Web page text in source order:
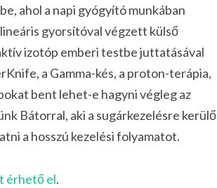
ahol a napi gyógyító munkában
gyorsítóval végzett külső
izotóp emberi testbe juttatásával
a Gamma-kés, a proton-terápia,
bent lehet-e hagyni végleg az
Bátorral, aki a sugárkezelésre kerülő
a hosszú kezelési folyamatot.
érhető el.